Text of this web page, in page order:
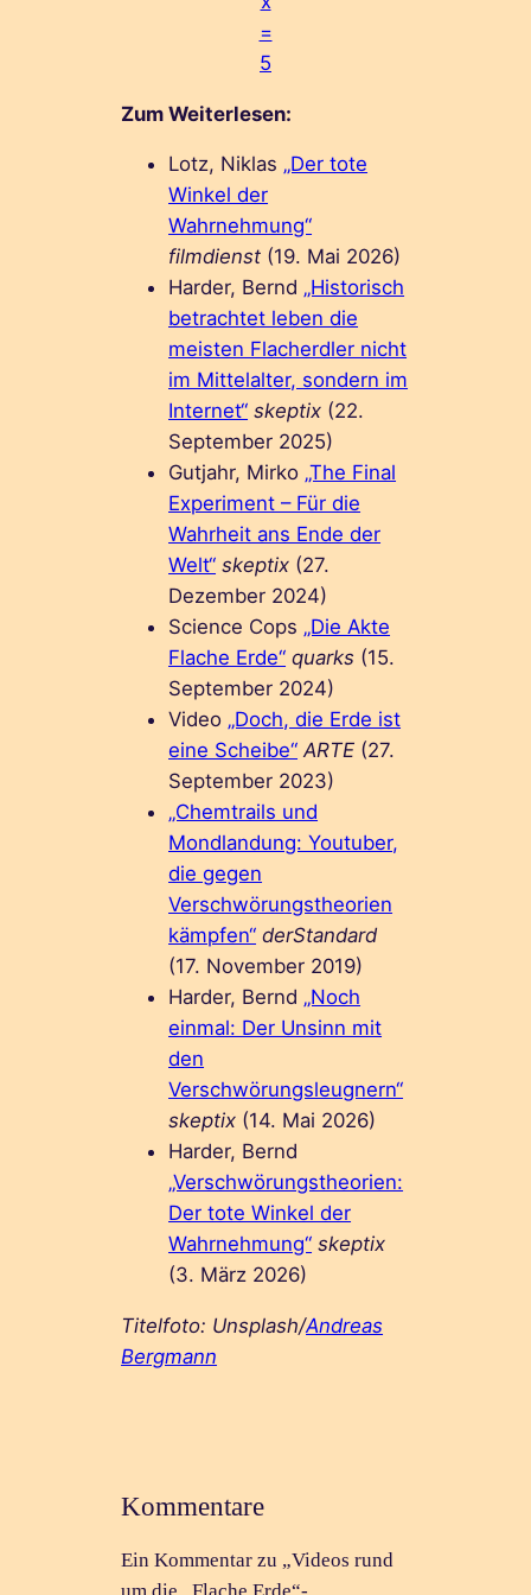
=
5
Zum Weiterlesen:
Lotz, Niklas „Der tote
Winkel der
Wahrnehmung“
filmdienst (19. Mai 2026)
Harder, Bernd „Historisch
betrachtet leben die
meisten Flacherdler nicht
im Mittelalter, sondern im
Internet“ skeptix (22.
September 2025)
Gutjahr, Mirko „The Final
Experiment – Für die
Wahrheit ans Ende der
Welt“ skeptix (27.
Dezember 2024)
Science Cops „Die Akte
Flache Erde“ quarks (15.
September 2024)
Video „Doch, die Erde ist
eine Scheibe“ ARTE (27.
September 2023)
„Chemtrails und
Mondlandung: Youtuber,
die gegen
Verschwörungstheorien
kämpfen“ derStandard
(17. November 2019)
Harder, Bernd „Noch
einmal: Der Unsinn mit
den
Verschwörungsleugnern“
skeptix (14. Mai 2026)
Harder, Bernd
„Verschwörungstheorien:
Der tote Winkel der
Wahrnehmung“ skeptix
(3. März 2026)
Titelfoto: Unsplash/Andreas
Bergmann
Kommentare
Ein Kommentar zu „Videos rund